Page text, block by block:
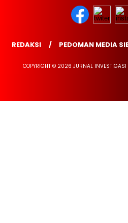
REDAKSI PEDOMAN MEDIA
COPYRIGHT © 2026 JURNAL INVESTIGASI